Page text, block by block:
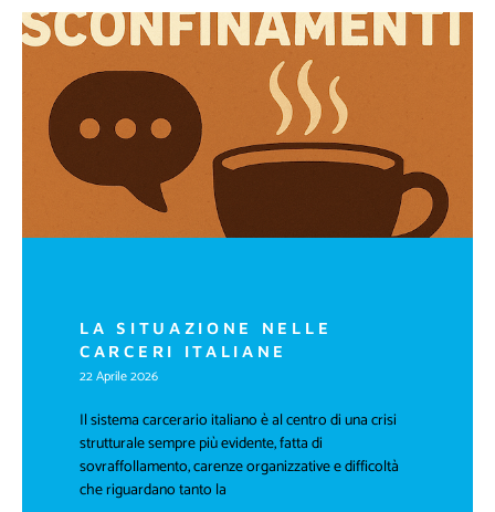
LA SITUAZIONE NELLE
CARCERI ITALIANE
22 Aprile 2026
Il sistema carcerario italiano è al centro di una crisi
strutturale sempre più evidente, fatta di
sovraffollamento, carenze organizzative e difficoltà
che riguardano tanto la